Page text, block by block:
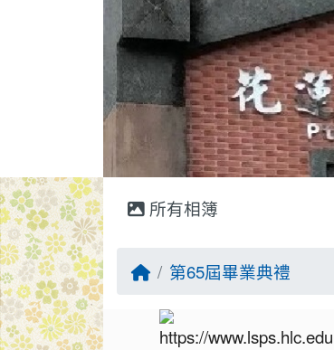
所有相簿
回首頁
第65屆畢業典禮